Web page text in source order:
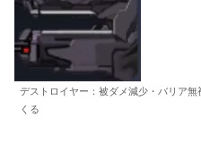
デストロイヤー：被ダメ減少・バリア
くる